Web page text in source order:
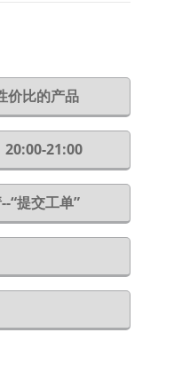
价比的产品
20:00-21:00
提交工单”